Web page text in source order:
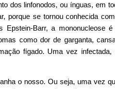
dos linfonodos, ou ínguas, em
se tornou conhecida
Epstein-Barr, a mononucleose
como dor de garganta,
fígado. Uma vez
o nosso. Ou seja, uma vez